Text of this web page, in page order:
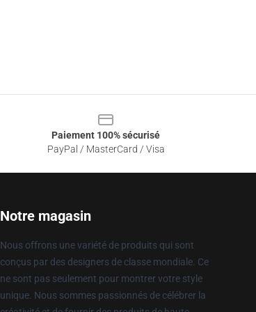
Paiement 100% sécurisé
PayPal / MasterCard / Visa
Notre magasin
Nous offrons une variété de produits qui sont
conçus par des designers de classe mondiale. Ce
ne sont pas seulement pour montrer votre style
unique. Nous sommes passionnés de célébrer la